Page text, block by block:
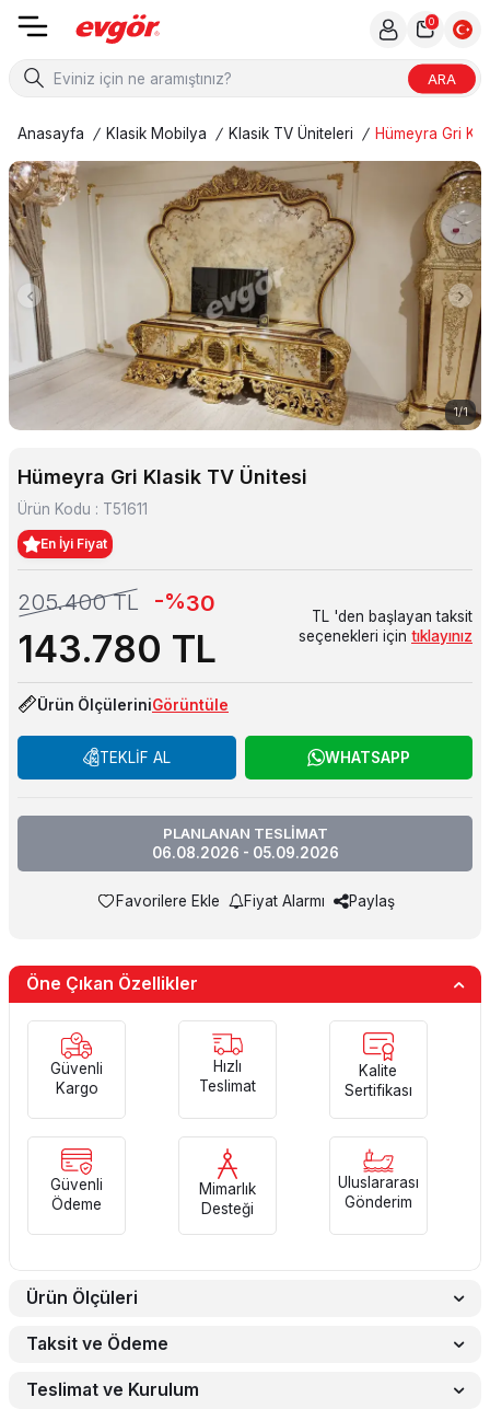
ARA
0
Anasayfa / Klasik Mobilya / Klasik TV Üniteleri / Hümeyra Gri
1/1
Hümeyra Gri Klasik TV Ünitesi
Ürün Kodu : T51611
En İyi Fiyat
205.400TL -%30
143.780 TL
TL 'den başlayan taksit
seçenekleri için tıklayınız
Ürün ÖlçüleriniGörüntüle
TEKLİF AL WHATSAPP
PLANLANAN TESLİMAT
06.08.2026 - 05.09.2026
Favorilere Ekle Fiyat Alarmı Paylaş
Öne Çıkan Özellikler
Güvenli
Kargo
Hızlı
Teslimat
Kalite
Sertifikası
Güvenli
Ödeme
Mimarlık
Desteği
Uluslararası
Gönderim
Ürün Ölçüleri
Taksit ve Ödeme
Teslimat ve Kurulum